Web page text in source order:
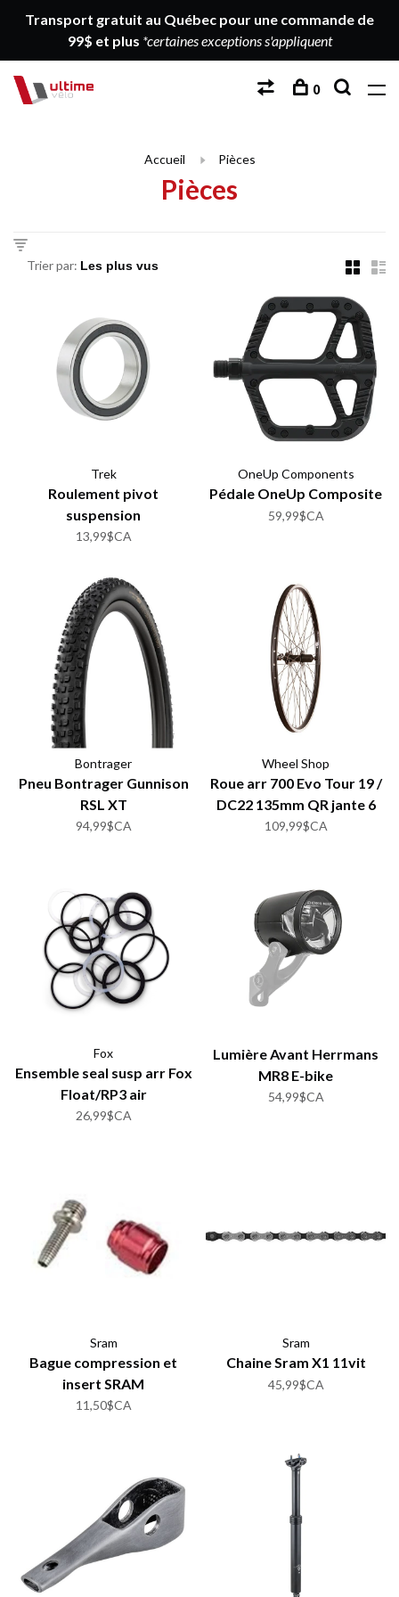
Transport gratuit au Québec pour une commande de
99$ et plus *certaines exceptions s'appliquent
0
Accueil Pièces
Pièces
Trier par:
Trek
Roulement pivot
suspension
13,99$CA
OneUp Components
Pédale OneUp Composite
59,99$CA
Bontrager
Pneu Bontrager Gunnison
RSL XT
94,99$CA
Wheel Shop
Roue arr 700 Evo Tour 19 /
DC22 135mm QR jante 6
bolt
109,99$CA
Fox
Ensemble seal susp arr Fox
Float/RP3 air
26,99$CA
Lumière Avant Herrmans
MR8 E-bike
54,99$CA
Sram
Bague compression et
insert SRAM
11,50$CA
Sram
Chaine Sram X1 11vit
45,99$CA